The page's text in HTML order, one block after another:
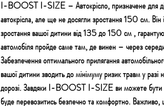
I-BOOST I-SIZE – Автокрісло, призначене для
автокрісла, але ще не досягли зростання 150 см. Він
зростання вашої дитини від 135 до 150 см ,
автомобіля пройде саме там, де винен – через
Забезпечення оптимального прилягання
вашої дитини зводить до мінімуму ризик травм у разі
дорозі. Завдяки I-BOOST I-SIZE ви можете бути
буде перевозитись безпечно та комфортно.